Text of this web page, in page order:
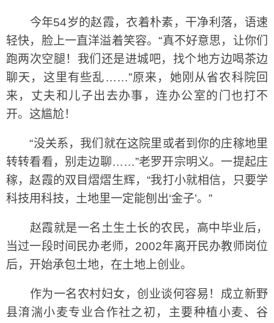
今年54岁的赵霞，衣着朴素，干净利落，语速
轻快，脸上一直洋溢着笑容。“真不好意思，让你们
跑两次空腿！我们还是进城吧，找个地方边喝茶边
聊天，这里有些乱……”原来，她刚从省农科院回
来，丈夫和儿子出去办事，连办公室的门也打不
开。这尴尬！
“没关系，我们就在这院里或者到你的庄稼地里
转转看看，别走边聊……”老罗开宗明义。一提起庄
稼，赵霞的双目熠熠生辉，“我打小就相信，只要学
科技用科技，土地里一定能刨出‘金子’。”
赵霞就是一名土生土长的农民，高中毕业后，
当过一段时间民办老师，2002年离开民办教师岗位
后，开始承包土地，在土地上创业。
作为一名农村妇女，创业谈何容易！成立新野
县淯湍小麦专业合作社之初，主要种植小麦、谷